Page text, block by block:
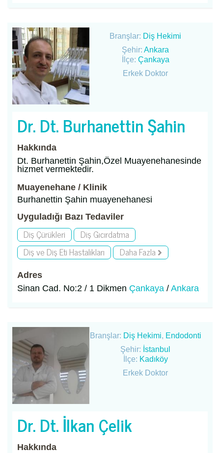
Branşlar: Diş Hekimi
Şehir:Ankara
İlçe: Çankaya
Erkek Doktor
Dr. Dt. Burhanettin Şahin
Hakkında
Dt. Burhanettin Şahin,Özel Muayenehanesinde
hizmet vermektedir.
Muayenehane / Klinik
Burhanettin Şahin muayenehanesi
Uyguladığı Bazı Tedaviler
Diş Çürükleri
Diş Gıcırdatma
Diş ve Diş Eti Hastalıkları
Daha Fazla
Adres
Sinan Cad. No:2 / 1 Dikmen Çankaya / Ankara
Branşlar: Diş Hekimi, Endodonti
Şehir: İstanbul
İlçe: Kadıköy
Erkek Doktor
Dr. Dt. İlkan Çelik
Hakkında